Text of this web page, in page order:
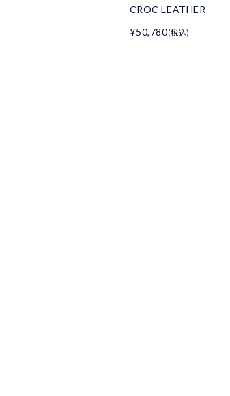
CROC LEATHER
¥50,780(税込)